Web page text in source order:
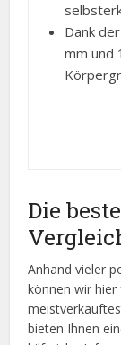
Dank
mm und
Die
Anhand vieler
können wir hier
bieten Ihnen